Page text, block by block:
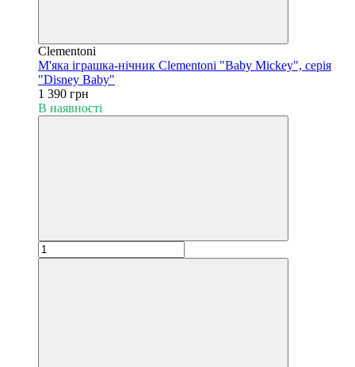
Clementoni
М'яка іграшка-нічник Clementoni "Baby Mickey", серія
"Disney Baby"
1 390 грн
В наявності